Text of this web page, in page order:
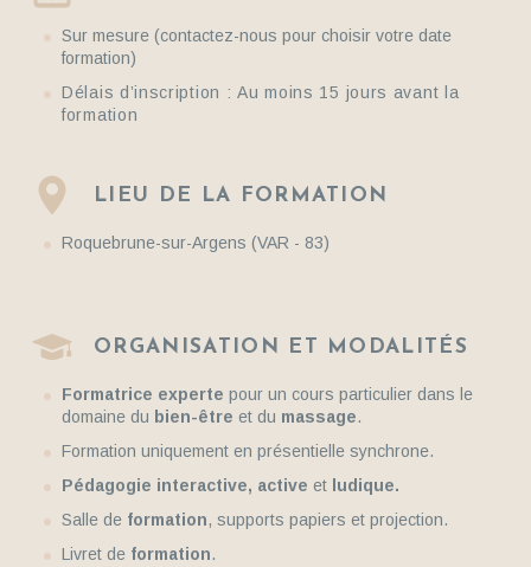
Sur mesure (contactez-nous pour choisir votre date
formation)
Délais d’inscription :Au moins 15 jours avant la
formation
LIEU DE LA FORMATION
Roquebrune-sur-Argens (VAR - 83)
ORGANISATION ET MODALITÉS
Formatrice experte pour un cours particulier dans le
domaine du bien-être et du massage.
Formation uniquement en présentielle synchrone.
Pédagogie interactive, active et ludique.
Salle de formation, supports papiers et projection.
Livret de formation.